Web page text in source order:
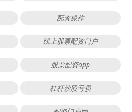
配资操作
线上股票配资门户
股票配资app
杠杆炒股亏损